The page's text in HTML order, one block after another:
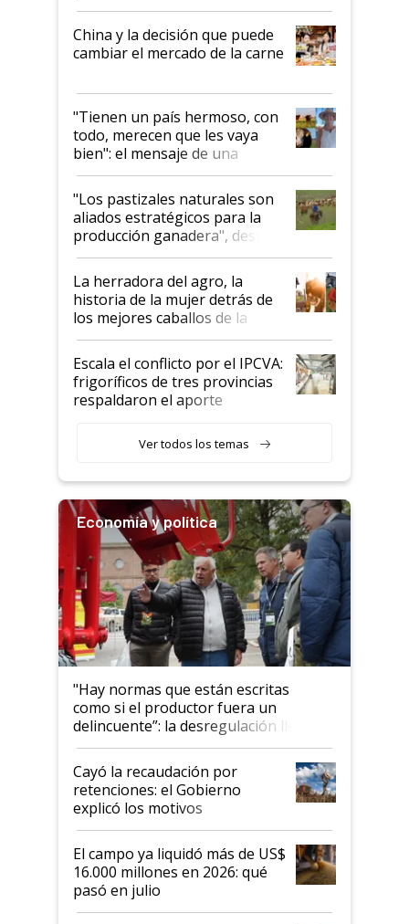
China y la decisión que puede
cambiar el mercado de la carne
"Tienen un país hermoso, con
todo, merecen que les vaya
bien": el mensaje de una
ganadera uruguaya sobre las
oportunidades que se abren
para el agro en Argentina, con
foco en la carne
"Los pastizales naturales son
aliados estratégicos para la
producción ganadera", destaca
la iniciativa que ya reúne a 46
establecimientos en Argentina
La herradora del agro, la
historia de la mujer detrás de
los mejores caballos de la
Argentina y los mitos que
todavía hacen sufrir a estos
animales: "Mientras me
descalificaban, yo seguí
haciendo currículum"
Escala el conflicto por el IPCVA:
frigoríficos de tres provincias
respaldaron el aporte
Ver todos los temas
Economía y política
"Hay normas que están escritas
como si el productor fuera un
delincuente”: la desregulación llegó
al Congreso Aapresid y hasta se
habló del financiamiento al IPCVA
Cayó la recaudación por
retenciones: el Gobierno
explicó los motivos
El campo ya liquidó más de US$
16.000 millones en 2026: qué
pasó en julio